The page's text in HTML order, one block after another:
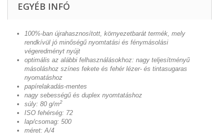
EGYÉB INFÓ
100%-ban újrahasznosított, környezetbarát termék, mely
rendkívül jó minőségű nyomtatási és fénymásolási
végeredményt nyújt
optimális az alábbi felhasználásokhoz: nagy teljesítményű
másoláshoz színes fekete és fehér lézer- és tintasugaras
nyomatáshoz
papírelakadás-mentes
nagy sebességű és duplex nyomtatáshoz
súly: 80 g/m2
ISO fehérség: 72
lap/csomag: 500
méret: A/4